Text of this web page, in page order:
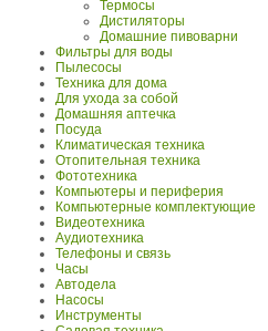
Термосы
Дистиляторы
Домашние пивоварни
Фильтры для воды
Пылесосы
Техника для дома
Для ухода за собой
Домашняя аптечка
Посуда
Климатическая техника
Отопительная техника
Фототехника
Компьютеры и периферия
Компьютерные комплектующие
Видеотехника
Аудиотехника
Телефоны и связь
Часы
Автодела
Насосы
Инструменты